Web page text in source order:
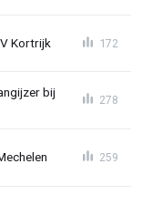
Kortrijk 172
bij
278
259